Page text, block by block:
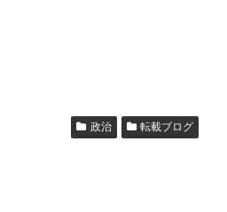
政治 転載ブログ